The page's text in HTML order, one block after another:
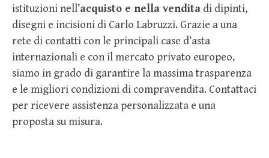
istituzioni nell’acquisto e nella vendita di dipinti,
disegni e incisioni di Carlo Labruzzi. Grazie a una
rete di contatti con le principali case d’asta
internazionali e con il mercato privato europeo,
siamo in grado di garantire la massima trasparenza
e le migliori condizioni di compravendita. Contattaci
per ricevere assistenza personalizzata e una
proposta su misura.